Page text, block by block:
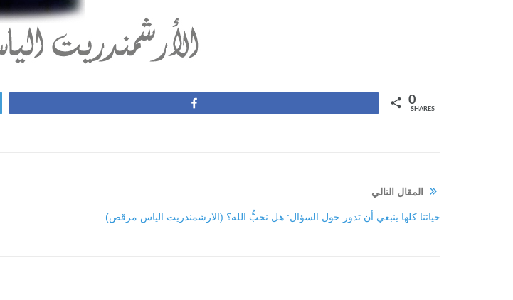
0
SHARES
المقال التالي
حياتنا كلها ينبغي أن تدور حول السؤال: هل نحبُّ الله؟ (الارشمندريت الياس مرقص)